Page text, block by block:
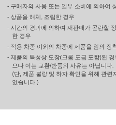
- 구매자의 사용 또는 일부 소비에 의하여
- 상품을 해체, 조립한 경우
- 시간의 경과에 의하여 재판매가 곤란할
한 경우
- 적용 차종 이외의 차종에 제품을 임의 장
- 제품의 특성상 도장(크롬 도금 포함)된
으나 이는 교환/반품의 사유는 아닙니다.
(단, 제품 불량 및 하자 확인을 위해 관련
있습니다.)